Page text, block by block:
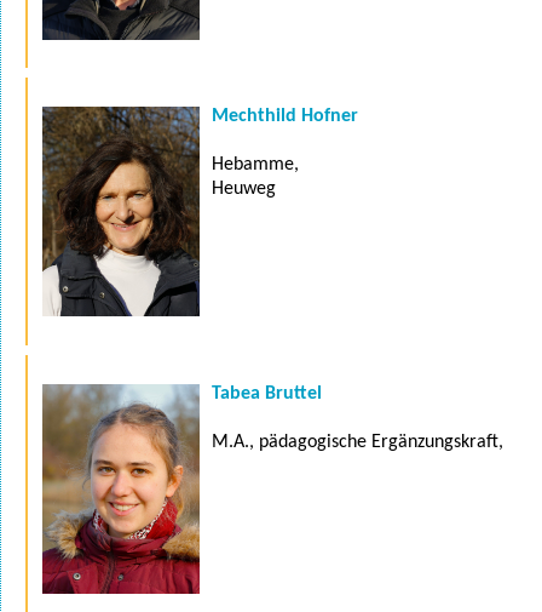
Mechthild Hofner
Hebamme,
Heuweg
Tabea Bruttel
M.A., pädagogische Ergänzungskraft,